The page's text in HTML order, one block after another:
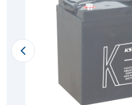
Previous slide